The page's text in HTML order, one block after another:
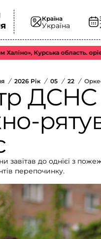
Країна
Україна
область.
/ 2026 Рік / 05 / 22 /
ДСНС
завітав до однієї з
перепочинку.